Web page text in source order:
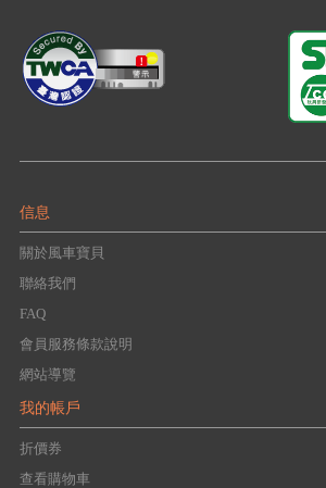
信息
關於風車寶貝
聯絡我們
FAQ
會員服務條款說明
網站導覽
我的帳戶
折價券
查看購物車